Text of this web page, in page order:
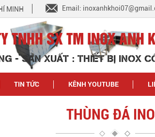
MINH Email:
TNHH SX TM INOX ANH
- SẢN XUẤT : THIẾT BỊ INOX
TIN TỨC KÊNH YOUTUBE
THÙNG ĐÁ